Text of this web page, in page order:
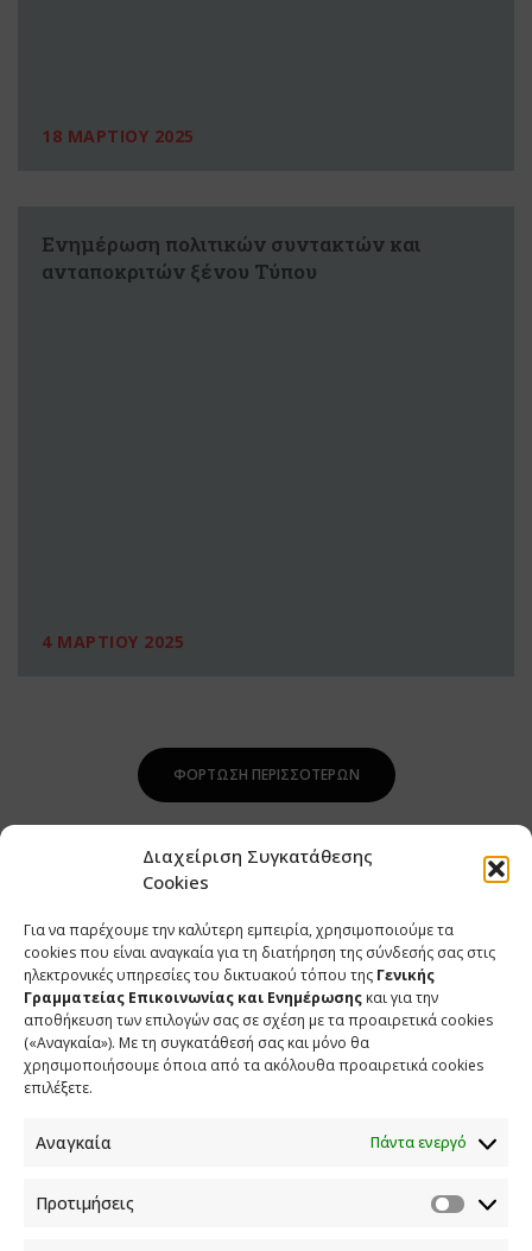
Διαχείριση Συγκατάθεσης
Cookies
Για να παρέχουμε την καλύτερη εμπειρία, χρησιμοποιούμε τα
cookies που είναι αναγκαία για τη διατήρηση της σύνδεσής σας στις
ηλεκτρονικές υπηρεσίες του δικτυακού τόπου της Γενικής
Γραμματείας Επικοινωνίας και Ενημέρωσης και για την
αποθήκευση των επιλογών σας σε σχέση με τα προαιρετικά cookies
(«Αναγκαία»). Με τη συγκατάθεσή σας και μόνο θα
χρησιμοποιήσουμε όποια από τα ακόλουθα προαιρετικά cookies
επιλέξετε.
Αναγκαία Πάντα ενεργό
Προτιμήσεις
18 ΜΑΡΤΙΟΥ 2025
Ενημέρωση πολιτικών συντακτών και
ανταποκριτών ξένου Τύπου
4 ΜΑΡΤΙΟΥ 2025
ΦΌΡΤΩΣΗ ΠΕΡΙΣΣΌΤΕΡΩΝ
ΕΠΙΚΟΙΝΩΝΙΑ
Φραγκούδη 11 & Αλεξάνδρου Πάντου
info.media@media.gov.gr